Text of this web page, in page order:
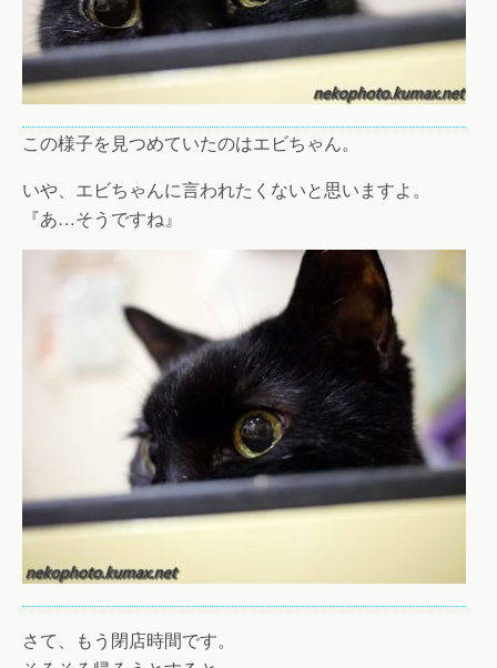
この様子を見つめていたのはエビちゃん。
いや、エビちゃんに言われたくないと思いますよ。
『あ…そうですね』
さて、もう閉店時間です。